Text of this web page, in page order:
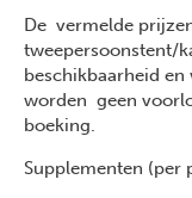
De vermelde
tweepersoonstent/
beschikbaarheid
worden geen
boeking.
Supplementen (per